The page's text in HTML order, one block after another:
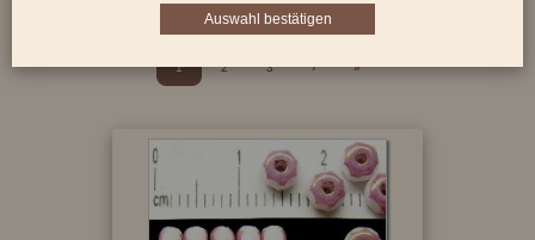
1 2 3 › »
Auswahl bestätigen